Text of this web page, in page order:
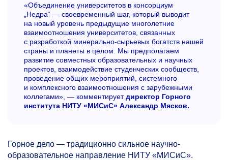
«Объединение университетов в консорциум
„Недра“ — своевременный шаг, который выводит
на новый уровень предыдущие многолетние
взаимоотношения университетов, связанных
с разработкой минерально-сырьевых богатств нашей
страны и планеты в целом. Мы предполагаем
развитие совместных образовательных и научных
проектов, взаимодействие студенческих сообществ,
проведение общих мероприятий, системного
и комплексного взаимоотношения с зарубежными
коллегами», — комментируетдиректор Горного
института НИТУ «МИСиС» Александр Мясков.
Горное дело — традиционно сильное научно-
образовательное направление НИТУ «МИСиС».